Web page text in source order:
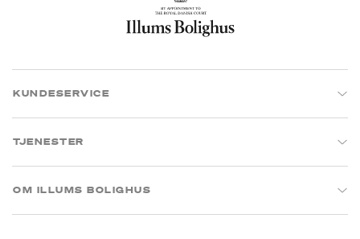
KUNDESERVICE
TJENESTER
OM ILLUMS BOLIGHUS